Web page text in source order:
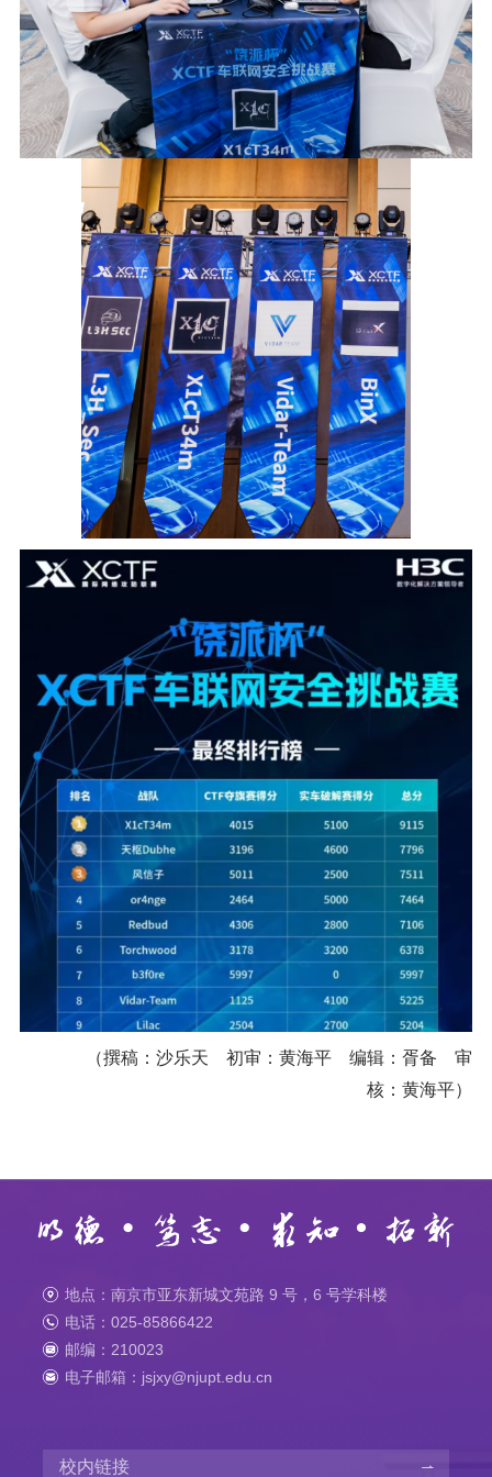
（撰稿：沙乐天 初审：黄海平 编辑：胥备 审
核：黄海平）
地点：南京市亚东新城文苑路 9 号，6 号学科楼
电话：025-85866422
邮编：210023
电子邮箱：jsjxy@njupt.edu.cn
校内链接